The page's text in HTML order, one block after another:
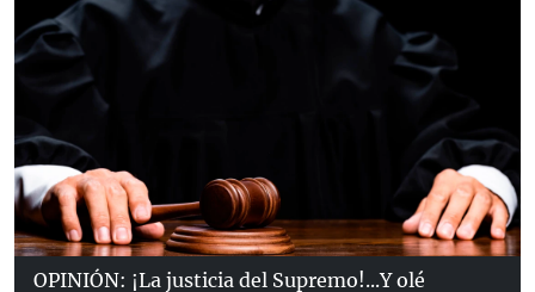
OPINIÓN: ¡La justicia del Supremo!...Y olé